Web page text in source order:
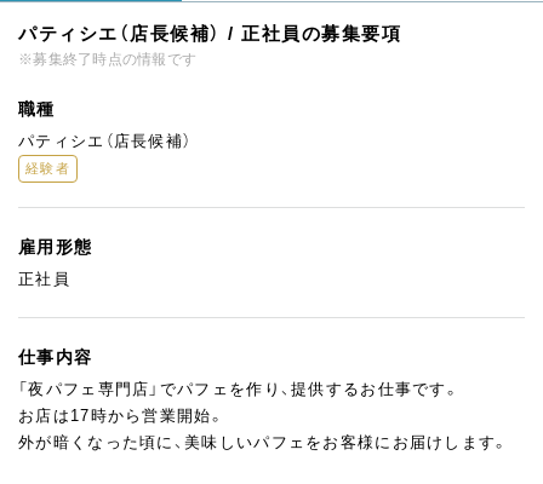
パティシエ（店長候補） / 正社員の募集要項
※募集終了時点の情報です
職種
パティシエ（店長候補）
経験者
雇用形態
正社員
仕事内容
「夜パフェ専門店」でパフェを作り、提供するお仕事です。
お店は17時から営業開始。
外が暗くなった頃に、美味しいパフェをお客様にお届けします。